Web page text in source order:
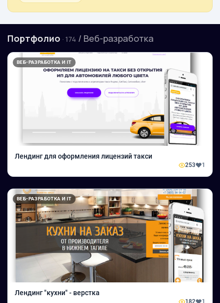
Портфолио · 174 / Веб-разработка
ВЕБ-РАЗРАБОТКА И IT
Лендинг для оформления лицензий такси
253 1
ВЕБ-РАЗРАБОТКА И IT
Лендинг "кухни" - верстка
182 1